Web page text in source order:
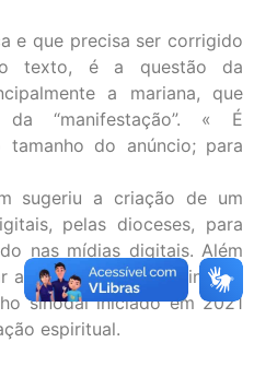
e que precisa ser corrigido
o texto, é a questão da
a mariana, que
“manifestação”. « É
do anúncio; para
sugeriu a criação de um
pelas dioceses, para
nas mídias digitais. Além
formação nos seminários
sinodal iniciado em 2021
espiritual.